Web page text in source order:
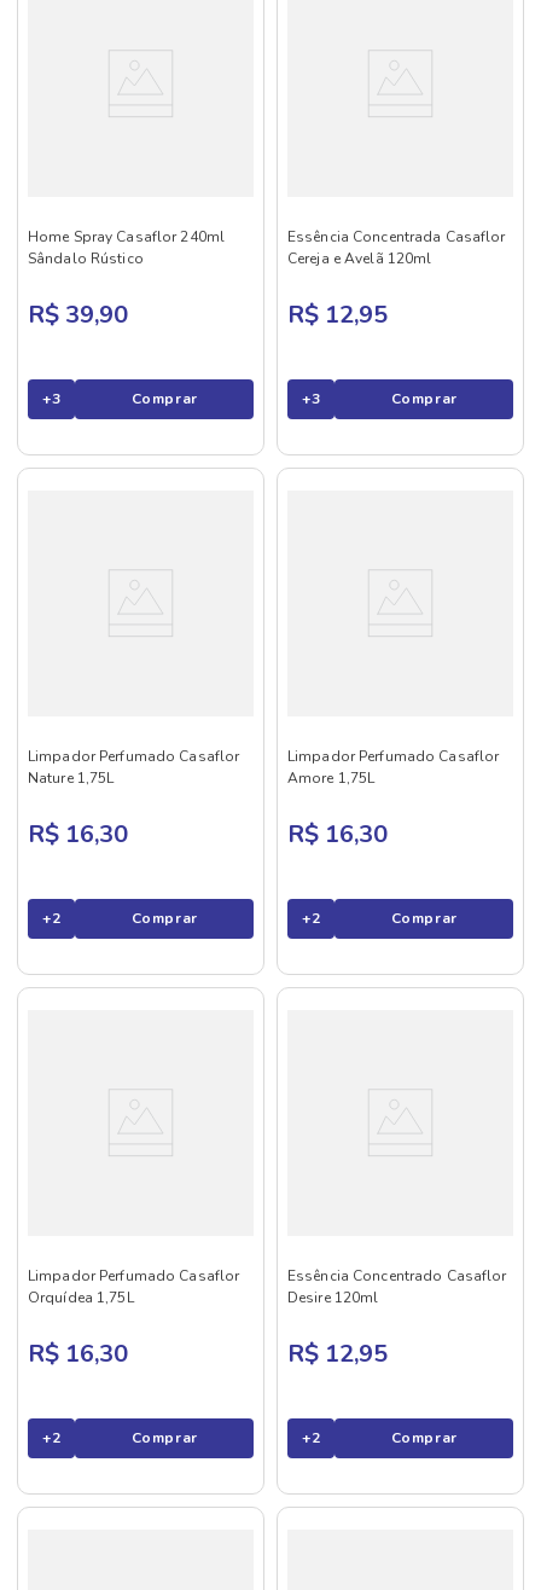
Home Spray Casaflor 240ml
Sândalo Rústico
R$ 39,90
+3 Comprar
Essência Concentrada Casaflor
Cereja e Avelã 120ml
R$ 12,95
+3 Comprar
Limpador Perfumado Casaflor
Nature 1,75L
R$ 16,30
+2 Comprar
Limpador Perfumado Casaflor
Amore 1,75L
R$ 16,30
+2 Comprar
Limpador Perfumado Casaflor
Orquídea 1,75L
R$ 16,30
+2 Comprar
Essência Concentrado Casaflor
Desire 120ml
R$ 12,95
+2 Comprar